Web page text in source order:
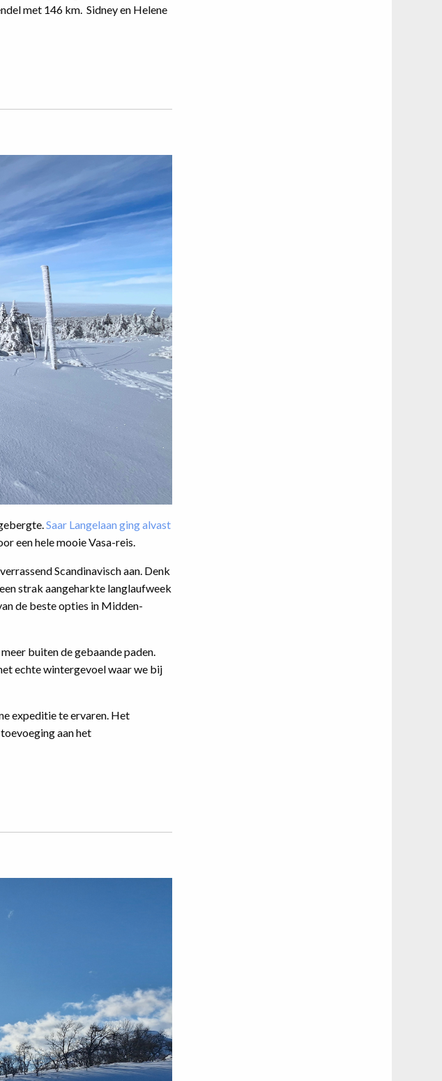
met 146 km. Sidney en Helene
Saar Langelaan ging alvast
een hele mooie Vasa-reis.
Scandinavisch aan. Denk
strak aangeharkte langlaufweek
de beste opties in Midden-
buiten de gebaande paden.
echte wintergevoel waar we bij
expeditie te ervaren. Het
aan het